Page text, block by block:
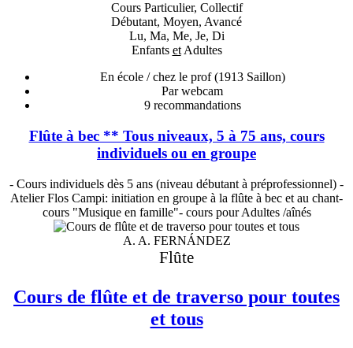
Cours Particulier, Collectif
Débutant, Moyen, Avancé
Lu, Ma, Me, Je, Di
Enfants etAdultes
En école / chez le prof(1913 Saillon)
Par webcam
9recommandations
Flûte à bec ** Tous niveaux, 5 à 75 ans, cours
individuels ou en groupe
- Cours individuels dès 5 ans (niveau débutant à préprofessionnel) -
Atelier Flos Campi: initiation en groupe à la flûte à bec et au chant-
cours "Musique en famille"- cours pour Adultes /aînés
A. A. FERNÁNDEZ
Flûte
Cours de flûte et de traverso pour toutes
et tous